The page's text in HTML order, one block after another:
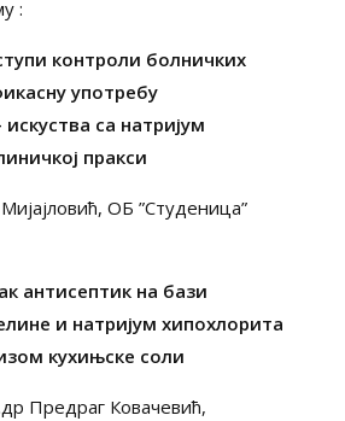
:
контроли болничких
употребу
са натријум
пракси
ОБ ”Студеница”
антисептик на бази
и натријум хипохлорита
кухињске соли
Предраг Ковачевић,